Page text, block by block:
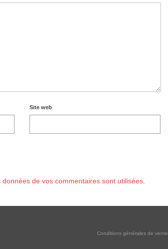
Site web
de vos commentaires sont utilisées
Conditions générales de vente